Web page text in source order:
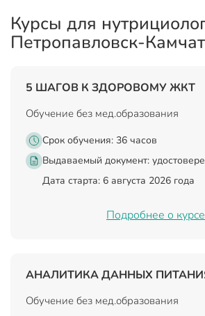
Курсы для
Петропавловск-
5 ШАГОВ К ЗДОРОВОМУ ЖКТ
Обучение без мед.образования
Срок обучения: 36 часов
Выдаваемый документ:
Дата старта: 6 августа 2026 года
Подробнее о курсе
АНАЛИТИКА ДАННЫХ
Обучение без мед.образования